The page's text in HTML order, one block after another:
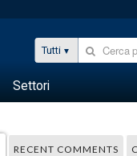
Tutti
Settori
RECENT COMMENTS